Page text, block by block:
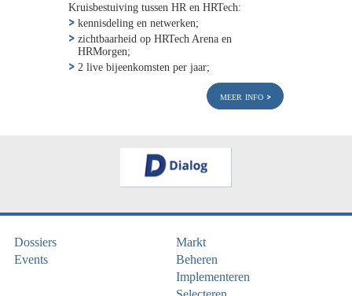
Kruisbestuiving tussen HR en HRTech:
kennisdeling en netwerken;
zichtbaarheid op HRTech Arena en
HRMorgen;
2 live bijeenkomsten per jaar;
meer info
Dossiers
Events
Markt
Beheren
Implementeren